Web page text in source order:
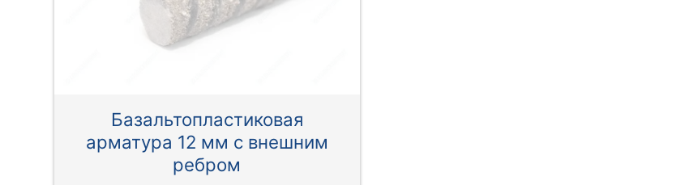
Базальтопластиковая
арматура 12 мм с внешним
ребром